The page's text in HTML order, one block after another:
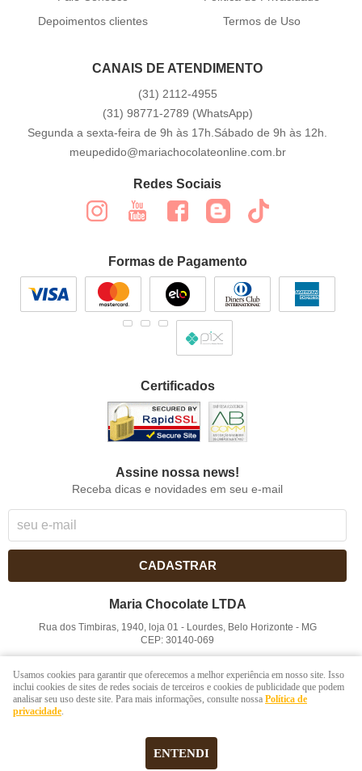
Depoimentos clientes
Termos de Uso
CANAIS DE ATENDIMENTO
(31) 2112-4955
(31) 98771-2789 (WhatsApp)
Segunda a sexta-feira de 9h às 17h.Sábado de 9h às 12h.
meupedido@mariachocolateonline.com.br
Redes Sociais
Formas de Pagamento
Certificados
Assine nossa news!
Receba dicas e novidades em seu e-mail
CADASTRAR
Maria Chocolate LTDA
Rua dos Timbiras, 1940, loja 01 - Lourdes, Belo Horizonte - MG
CEP: 30140-069
LOJA VIRTUAL CRIADA POR
Usamos cookies para garantir que oferecemos a melhor experiência em nosso site. Isso
inclui cookies de sites de redes sociais de terceiros e cookies de publicidade que podem
analisar seu uso deste site. Para mais informações, consulte nossa Política de
privacidade.
ENTENDI